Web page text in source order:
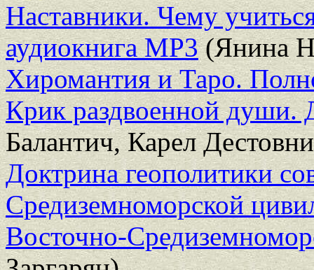
Наставники. Чему
аудиокнига MP3(Янина
Хиромантия и Таро.
Крик раздвоенной души.
Балантич, Карел
Доктрина геополитики
Средиземноморской
Восточно-